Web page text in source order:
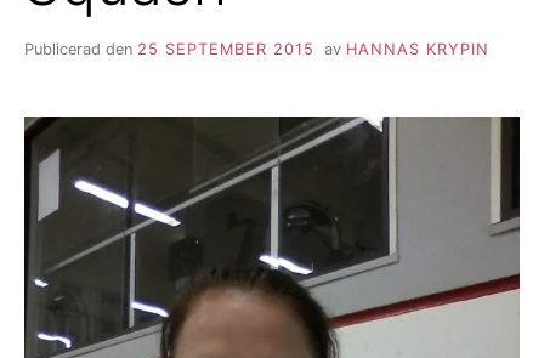
Publicerad den 25 SEPTEMBER 2015 av HANNAS KRYPIN